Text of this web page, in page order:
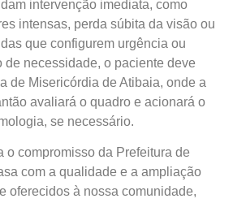
intervenção imediata, como
intensas, perda súbita da visão ou
que configurem urgência ou
de necessidade, o paciente deve
de Misericórdia de Atibaia, onde a
avaliará o quadro e acionará o
se necessário.
o compromisso da Prefeitura de
com a qualidade e a ampliação
oferecidos à nossa comunidade,